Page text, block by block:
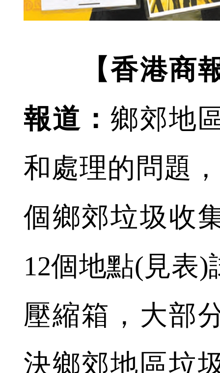
【香港商
報道： 鄉郊地
和處理的問題
個鄉郊垃圾收
12個地點(見表
壓縮箱，大部
決鄉郊地區垃